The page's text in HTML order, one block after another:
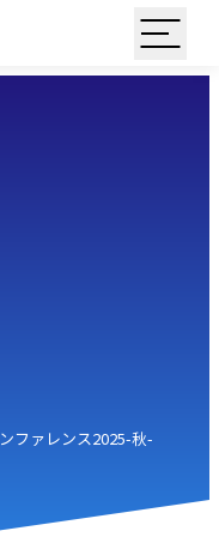
ファレンス2025-秋-